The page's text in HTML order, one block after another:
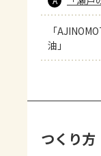
「
油」
つくり方